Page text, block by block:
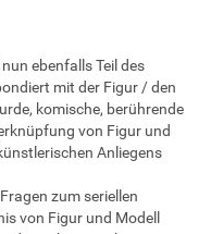
ebenfalls Teil des
mit der Figur / den
komische, berührende
von Figur und
Anliegens
zum seriellen
von Figur und Modell